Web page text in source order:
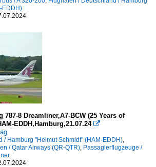
EDDH)
787-8 Dreamliner,A7-BCW (25 Years of
EDDH,Hamburg,21.07.24 
/ Hamburg "Helmut Schmidt" (HAM-EDDH),
/ Qatar Airways (QR-QTR), Passagierflugzeuge /